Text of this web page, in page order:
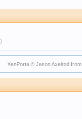
XenPorta © Jason Axelrod from